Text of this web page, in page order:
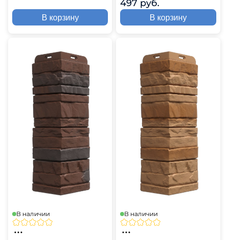
В корзину
497 руб.
В корзину
В наличии В наличии